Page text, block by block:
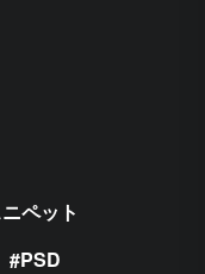
ペット
PSD